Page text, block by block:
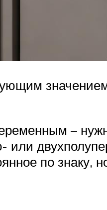
–
или
по знаку,